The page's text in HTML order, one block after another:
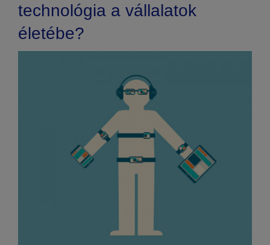
Rendezvények
Search
technológia a vállalatok
életébe?